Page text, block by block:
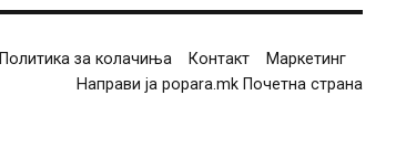
Политика за колачиња Контакт
Маркетинг
Направи ја popara.mk Почетна страна